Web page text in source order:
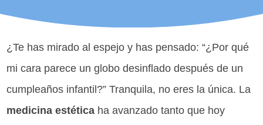
¿Te has mirado al espejo y has pensado: “¿Por qué
mi cara parece un globo desinflado después de un
cumpleaños infantil?” Tranquila, no eres la única. La
medicina estética ha avanzado tanto que hoy